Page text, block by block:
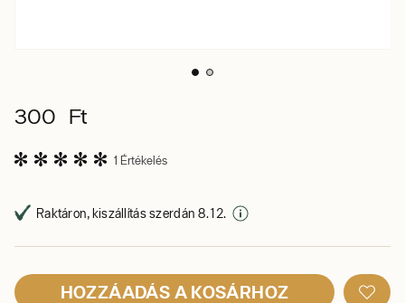
300 Ft
1 Értékelés
Raktáron, kiszállítás szerdán 8. 12.
HOZZÁADÁS A KOSÁRHOZ